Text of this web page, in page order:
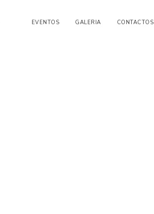
EVENTOS GALERIA CONTACTOS